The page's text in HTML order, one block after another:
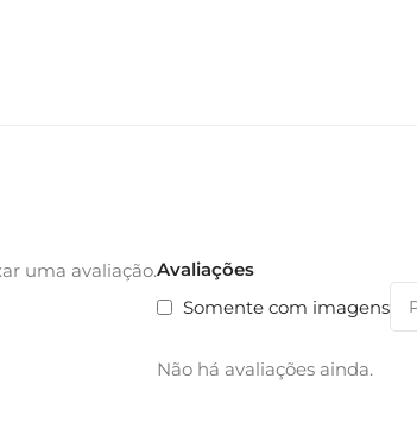
Avaliações
Somente com imagens
Não há avaliações ainda.
uma avaliação.